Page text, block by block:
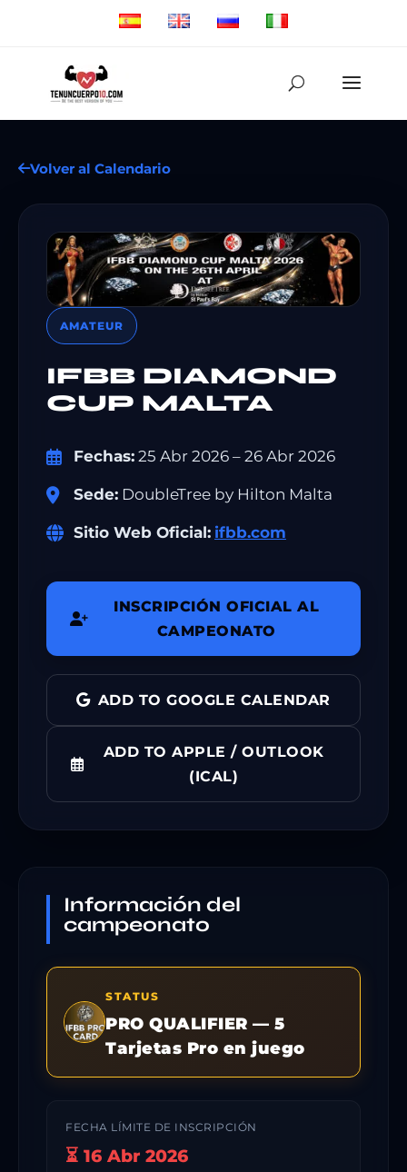
Volver al Calendario
AMATEUR
IFBB DIAMOND
CUP MALTA
Fechas: 25 Abr 2026 – 26 Abr 2026
Sede: DoubleTree by Hilton Malta
Sitio Web Oficial: ifbb.com
INSCRIPCIÓN OFICIAL AL
CAMPEONATO
ADD TO GOOGLE CALENDAR
ADD TO APPLE / OUTLOOK
(ICAL)
Información del
campeonato
STATUS
PRO QUALIFIER — 5
Tarjetas Pro en juego
FECHA LÍMITE DE INSCRIPCIÓN
⏳ 16 Abr 2026